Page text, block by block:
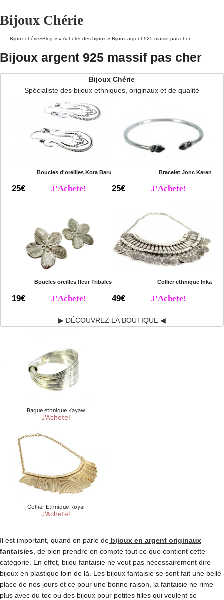
Bijoux Chérie
Bijoux chérie»Blog » » Acheter des bijoux » Bijoux argent 925 massif pas cher
Bijoux argent 925 massif pas cher
Bijoux Chérie
Spécialiste des bijoux ethniques, originaux et de qualité
Boucles d'oreilles Kota Baru
25€ J'Achete!
Bracelet Jonc Karen
25€ J'Achete!
Boucles oreilles fleur Tribales
19€ J'Achete!
Collier ethnique Inka
49€ J'Achete!
▶ DÉCOUVREZ LA BOUTIQUE ◀
Il est important, quand on parle de bijoux en argent originaux
fantaisies, de bien prendre en compte tout ce que contient cette
catégorie. En effet, bijou fantaisie ne veut pas nécessairement dire
bijoux en plastique loin de là. Les bijoux fantaisie se sont fait une belle
place de nos jours et ce pour une bonne raison, la fantaisie ne rime
plus avec du toc ou des bijoux pour petites filles qui veulent se